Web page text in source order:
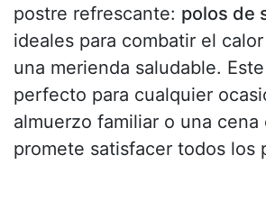
postre refrescante: polos de
ideales para combatir el
una merienda saludable.
perfecto para cualquier
almuerzo familiar o una cena
promete satisfacer todos los